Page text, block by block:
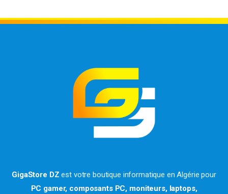
GigaStore DZ est votre boutique informatique en Algérie pour
PC gamer, composants PC, moniteurs, laptops,